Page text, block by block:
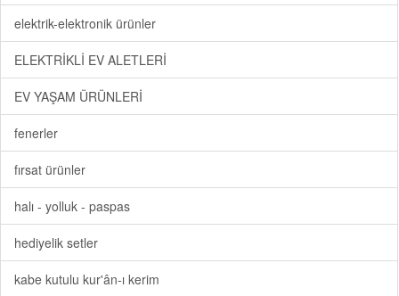
elektrik-elektronik ürünler
ELEKTRİKLİ EV ALETLERİ
EV YAŞAM ÜRÜNLERİ
fenerler
fırsat ürünler
halı - yolluk - paspas
hediyelik setler
kabe kutulu kur'ân-ı kerim